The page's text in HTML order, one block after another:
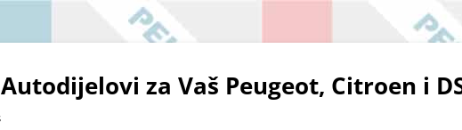
za Vaš Peugeot, Citroen i